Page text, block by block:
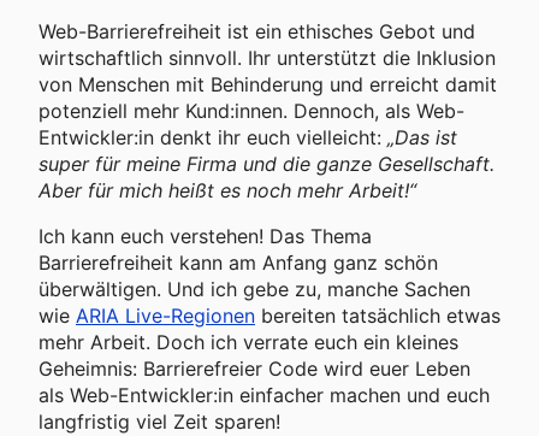
Web-Barrierefreiheit ist ein ethisches Gebot und
wirtschaftlich sinnvoll. Ihr unterstützt die Inklusion
von Menschen mit Behinderung und erreicht damit
potenziell mehr Kund:innen. Dennoch, als Web-
Entwickler:in denkt ihr euch vielleicht: „Das ist
super für meine Firma und die ganze Gesellschaft.
Aber für mich heißt es noch mehr Arbeit!“
Ich kann euch verstehen! Das Thema
Barrierefreiheit kann am Anfang ganz schön
überwältigen. Und ich gebe zu, manche Sachen
wie ARIA Live-Regionen bereiten tatsächlich etwas
mehr Arbeit. Doch ich verrate euch ein kleines
Geheimnis: Barrierefreier Code wird euer Leben
als Web-Entwickler:in einfacher machen und euch
langfristig viel Zeit sparen!